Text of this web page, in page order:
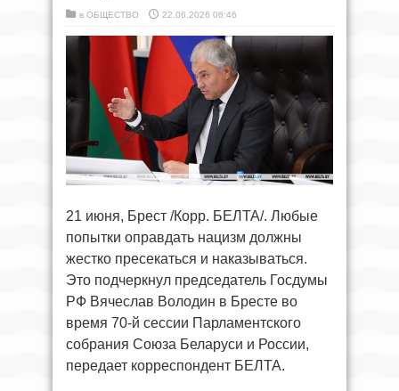
в ОБЩЕСТВО 22.06.2026 06:46
21 июня, Брест /Корр. БЕЛТА/. Любые
попытки оправдать нацизм должны
жестко пресекаться и наказываться.
Это подчеркнул председатель Госдумы
РФ Вячеслав Володин в Бресте во
время 70-й сессии Парламентского
собрания Союза Беларуси и России,
передает корреспондент БЕЛТА.